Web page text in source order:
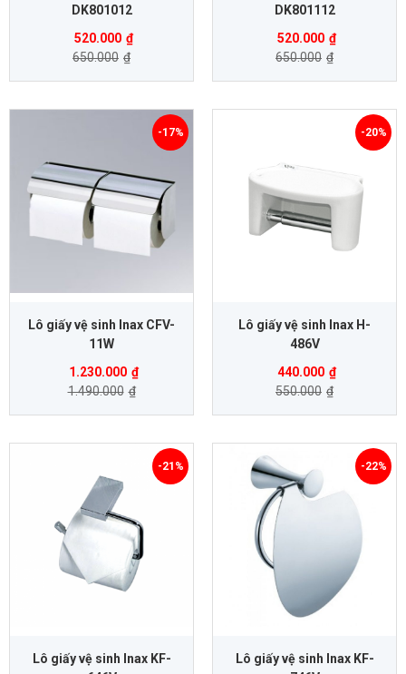
DK801012
520.000 ₫
650.000 ₫
DK801112
520.000 ₫
650.000 ₫
Lô giấy vệ sinh Inax CFV-
11W
1.230.000 ₫
1.490.000 ₫
-17%
Lô giấy vệ sinh Inax H-
486V
440.000 ₫
550.000 ₫
-20%
Lô giấy vệ sinh Inax KF-
-21%
Lô giấy vệ sinh Inax KF-
-22%